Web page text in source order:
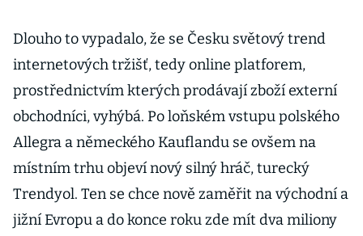
Dlouho to vypadalo, že se Česku světový trend
internetových tržišť, tedy online platforem,
prostřednictvím kterých prodávají zboží externí
obchodníci, vyhýbá. Po loňském vstupu polského
Allegra a německého Kauflandu se ovšem na
místním trhu objeví nový silný hráč, turecký
Trendyol. Ten se chce nově zaměřit na východní a
jižní Evropu a do konce roku zde mít dva miliony